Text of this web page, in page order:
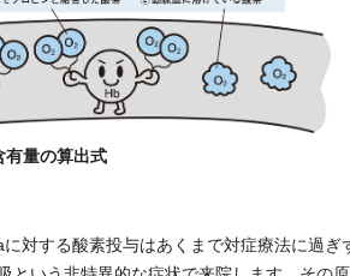
量の算出式
対する酸素投与はあくまで対症療法に過